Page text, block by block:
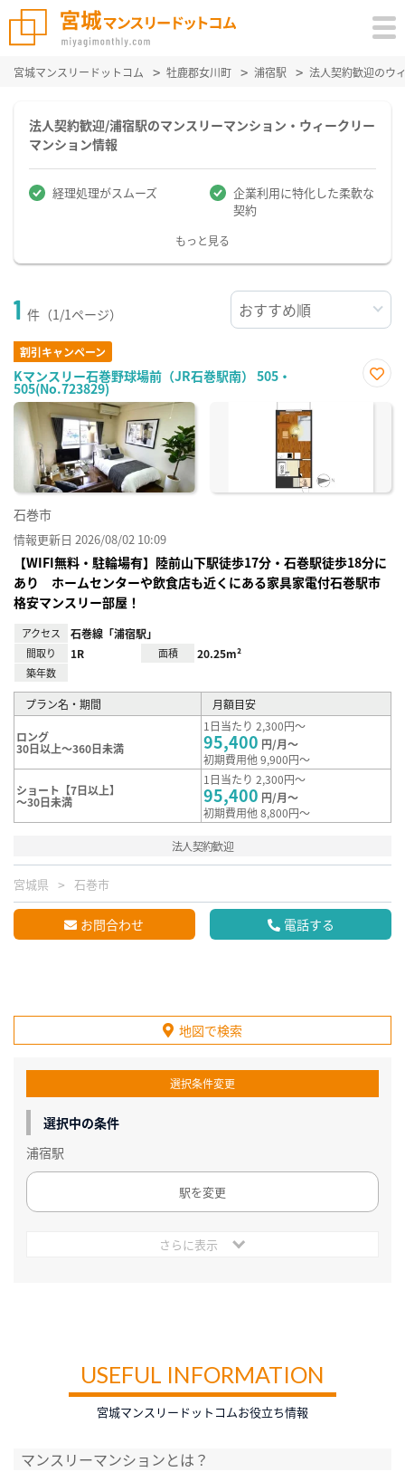
宮城マンスリードットコム 牡鹿郡女川町 浦宿駅 法人契約歓迎のウ
法人契約歓迎/浦宿駅のマンスリーマンション・ウィークリー
マンション情報
経理処理がスムーズ
企業利用に特化した柔軟な
契約
もっと見る
1 件（1/1ページ）
割引キャンペーン
Kマンスリー石巻野球場前（JR石巻駅南） 505・
505(No.723829)
に入
石巻市
情報更新日 2026/08/02 10:09
【WIFI無料・駐輪場有】陸前山下駅徒歩17分・石巻駅徒歩18分に
あり ホームセンターや飲食店も近くにある家具家電付石巻駅市
格安マンスリー部屋！
アクセス 石巻線「浦宿駅」
間取り 1R 面積 20.25m²
築年数
プラン名・期間 月額目安
ロング
30日以上～360日未満
1日当たり 2,300円～
95,400 円/月～
初期費用他 9,900円～
ショート【7日以上】
～30日未満
1日当たり 2,300円～
95,400 円/月～
初期費用他 8,800円～
法人契約歓迎
宮城県 石巻市
お問合わせ 電話する
地図で検索
選択条件変更
選択中の条件
浦宿駅
駅を変更
さらに表示
USEFUL INFORMATION
宮城マンスリードットコムお役立ち情報
マンスリーマンションとは？